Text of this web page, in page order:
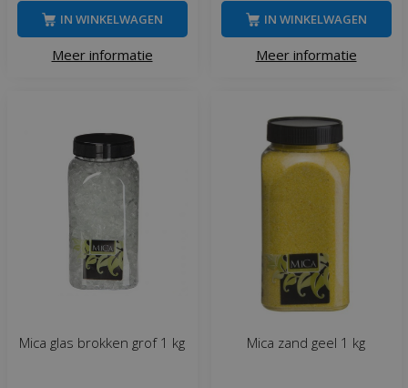
Meer informatie
IN WINKELWAGEN
Meer informatie
IN WINKELWAGEN
Mica glas brokken grof 1 kg Mica zand geel 1 kg